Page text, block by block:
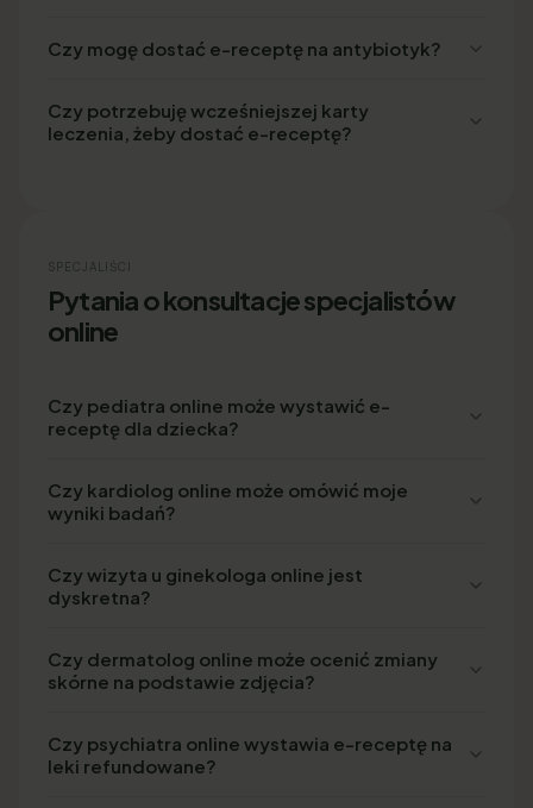
Czy mogę dostać e-receptę na antybiotyk?
Czy potrzebuję wcześniejszej karty
leczenia, żeby dostać e-receptę?
SPECJALIŚCI
Pytania o konsultacje specjalistów
online
Czy pediatra online może wystawić e-
receptę dla dziecka?
Czy kardiolog online może omówić moje
wyniki badań?
Czy wizyta u ginekologa online jest
dyskretna?
Czy dermatolog online może ocenić zmiany
skórne na podstawie zdjęcia?
Czy psychiatra online wystawia e-receptę na
leki refundowane?